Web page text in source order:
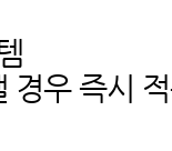
경우 즉시